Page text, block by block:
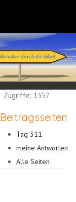
Zugriffe: 1357
Beitragsseiten
Tag 311
meine Antworten
Alle Seiten